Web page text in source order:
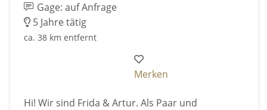
Gage: auf Anfrage
5 Jahre tätig
ca. 38 km entfernt
Merken
Hi! Wir sind Frida & Artur. Als Paar und